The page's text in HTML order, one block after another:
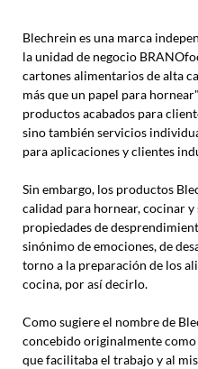
Blechrein es una marca
la unidad de negocio
cartones alimentarios de alta
más que un papel para
productos acabados para
sino también servicios
para aplicaciones y clientes
Sin embargo, los productos
calidad para hornear, cocinar y
propiedades de
sinónimo de emociones, de
torno a la preparación de los
cocina, por así decirlo.
Como sugiere el nombre de
concebido originalmente
que facilitaba el trabajo y al